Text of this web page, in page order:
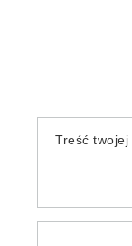
Treść twojej